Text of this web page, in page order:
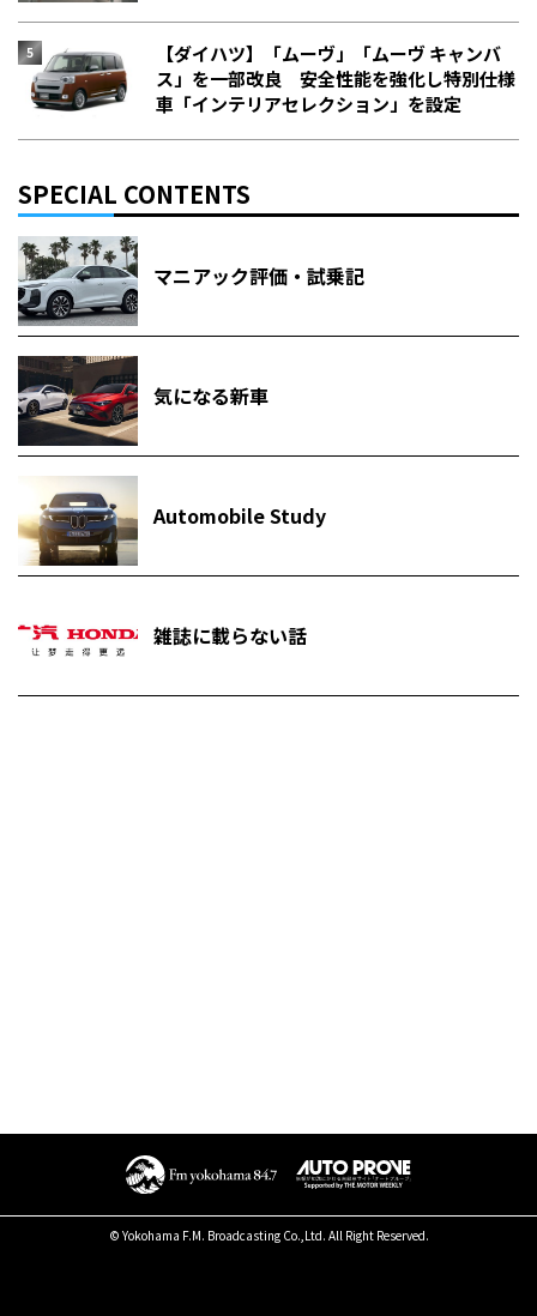
【ダイハツ】「ムーヴ」「ムーヴ キャンバ
ス」を一部改良 安全性能を強化し特別仕様
車「インテリアセレクション」を設定
SPECIAL CONTENTS
マニアック評価・試乗記
気になる新車
Automobile Study
雑誌に載らない話
© Yokohama F.M. Broadcasting Co.,Ltd. All Right Reserved.